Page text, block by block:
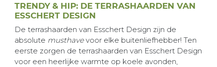
TRENDY & HIP: DE TERRASHAARDEN VAN
ESSCHERT DESIGN
De terrashaarden van Esschert Design zijn de
absolute musthavevoor elke buitenliefhebber! Ten
eerste zorgen de terrashaarden van Esschert Design
voor een heerlijke warmte op koele avonden,